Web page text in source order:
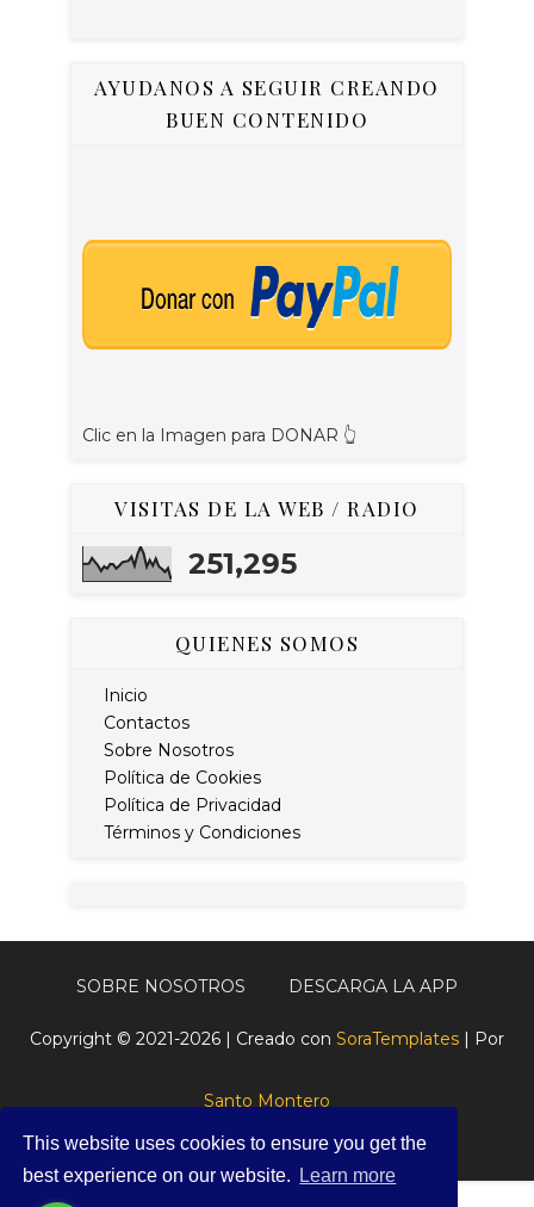
This website uses cookies to ensure you get the
best experience on our website.
Learn more
AYUDANOS A SEGUIR CREANDO
BUEN CONTENIDO
Clic en la Imagen para DONAR 👆
VISITAS DE LA WEB / RADIO
251,295
QUIENES SOMOS
Inicio
Contactos
Sobre Nosotros
Política de Cookies
Política de Privacidad
Términos y Condiciones
SOBRE NOSOTROS DESCARGA LA APP
Copyright © 2021-2026 | Creado con SoraTemplates | Por
Santo Montero